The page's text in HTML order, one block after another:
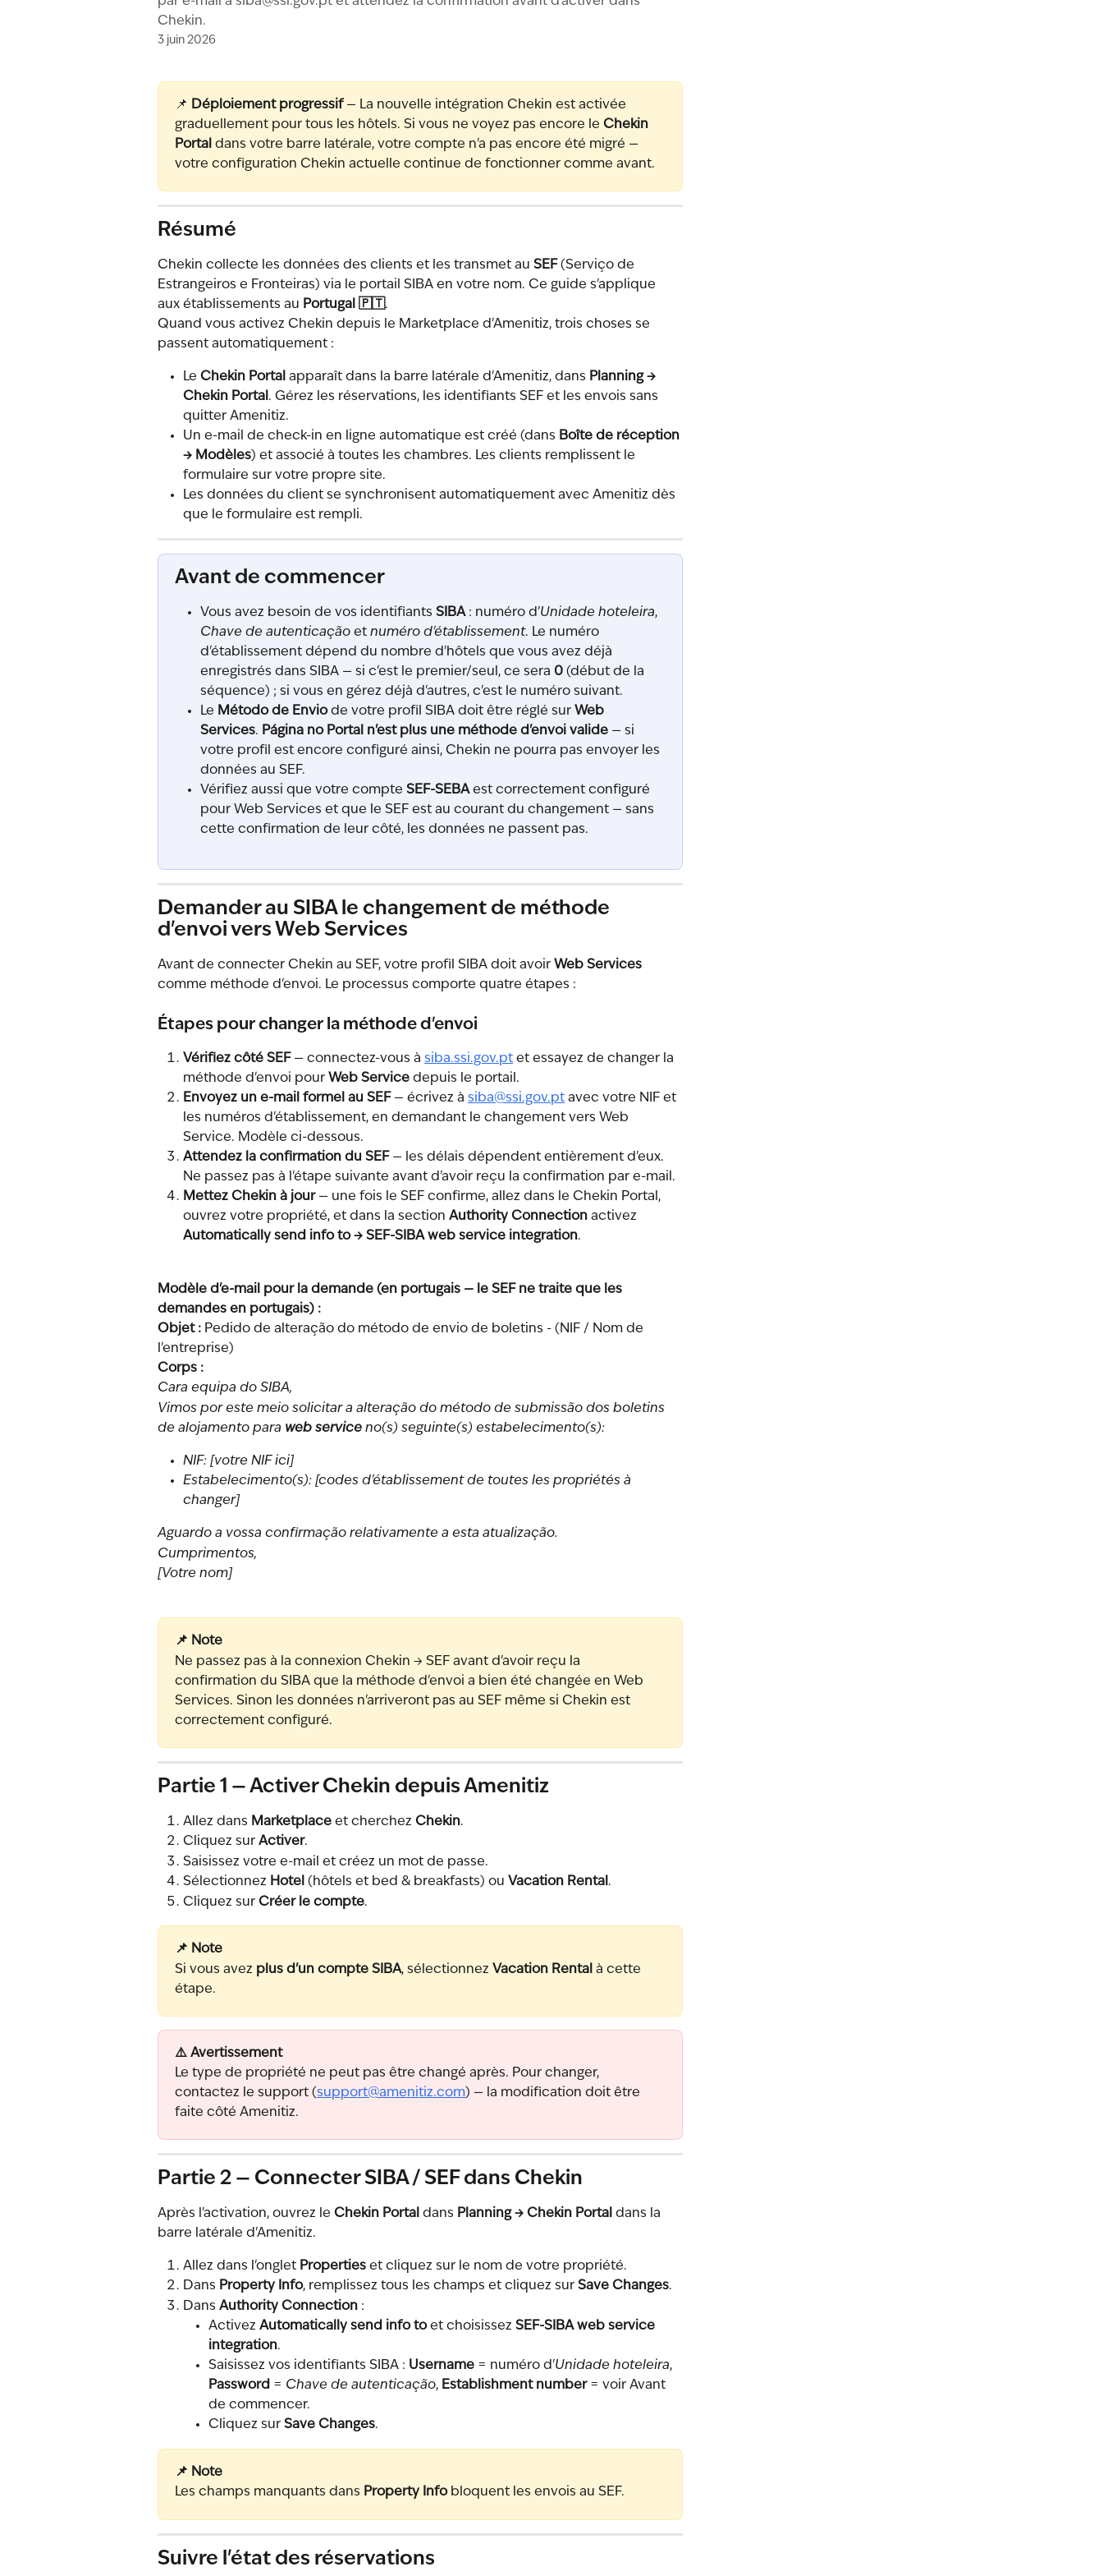
Chekin.
3 juin 2026
📌 Déploiement progressif — La nouvelle intégration Chekin est activée
graduellement pour tous les hôtels. Si vous ne voyez pas encore le Chekin
Portal dans votre barre latérale, votre compte n'a pas encore été migré —
votre configuration Chekin actuelle continue de fonctionner comme avant.
Résumé
Chekin collecte les données des clients et les transmet au SEF (Serviço de
Estrangeiros e Fronteiras) via le portail SIBA en votre nom. Ce guide s'applique
aux établissements au Portugal 🇵🇹.
Quand vous activez Chekin depuis le Marketplace d'Amenitiz, trois choses se
passent automatiquement :
Le Chekin Portal apparaît dans la barre latérale d'Amenitiz, dans Planning →
Chekin Portal . Gérez les réservations, les identifiants SEF et les envois sans
quitter Amenitiz.
Un e-mail de check-in en ligne automatique est créé (dans Boîte de réception
→ Modèles) et associé à toutes les chambres. Les clients remplissent le
formulaire sur votre propre site.
Les données du client se synchronisent automatiquement avec Amenitiz dès
que le formulaire est rempli.
Avant de commencer
Vous avez besoin de vos identifiants SIBA : numéro d'Unidade hoteleira,
Chave de autenticação et numéro d'établissement. Le numéro
d'établissement dépend du nombre d'hôtels que vous avez déjà
enregistrés dans SIBA — si c'est le premier/seul, ce sera 0 (début de la
séquence) ; si vous en gérez déjà d'autres, c'est le numéro suivant.
Le Método de Envio de votre profil SIBA doit être réglé sur Web
Services. Página no Portal n'est plus une méthode d'envoi valide — si
votre profil est encore configuré ainsi, Chekin ne pourra pas envoyer les
données au SEF.
Vérifiez aussi que votre compte SEF-SEBA est correctement configuré
pour Web Services et que le SEF est au courant du changement — sans
cette confirmation de leur côté, les données ne passent pas.
Demander au SIBA le changement de méthode
d'envoi vers Web Services
Avant de connecter Chekin au SEF, votre profil SIBA doit avoir Web Services
comme méthode d'envoi. Le processus comporte quatre étapes :
Étapes pour changer la méthode d'envoi
Vérifiez côté SEF — connectez-vous à siba.ssi.gov.pt et essayez de changer la
méthode d'envoi pour Web Service depuis le portail.
Envoyez un e-mail formel au SEF — écrivez à siba@ssi.gov.pt avec votre NIF et
les numéros d'établissement, en demandant le changement vers Web
Service. Modèle ci-dessous.
Attendez la confirmation du SEF — les délais dépendent entièrement d'eux.
Ne passez pas à l'étape suivante avant d'avoir reçu la confirmation par e-mail.
Mettez Chekin à jour — une fois le SEF confirme, allez dans le Chekin Portal,
ouvrez votre propriété, et dans la section Authority Connection activez
Automatically send info to → SEF-SIBA web service integration.
Modèle d'e-mail pour la demande (en portugais — le SEF ne traite que les
demandes en portugais) :
Objet : Pedido de alteração do método de envio de boletins - (NIF / Nom de
l'entreprise)
Corps :
Cara equipa do SIBA,
Vimos por este meio solicitar a alteração do método de submissão dos boletins
de alojamento para web service no(s) seguinte(s) estabelecimento(s):
NIF: [votre NIF ici]
Estabelecimento(s): [codes d'établissement de toutes les propriétés à
changer]
Aguardo a vossa confirmação relativamente a esta atualização.
Cumprimentos,
[Votre nom]
📌 Note
Ne passez pas à la connexion Chekin → SEF avant d'avoir reçu la
confirmation du SIBA que la méthode d'envoi a bien été changée en Web
Services. Sinon les données n'arriveront pas au SEF même si Chekin est
correctement configuré.
Partie 1 — Activer Chekin depuis Amenitiz
Allez dans Marketplace et cherchez Chekin.
Cliquez sur Activer.
Saisissez votre e-mail et créez un mot de passe.
Sélectionnez Hotel (hôtels et bed & breakfasts) ou Vacation Rental .
Cliquez sur Créer le compte.
📌 Note
Si vous avez plus d'un compte SIBA, sélectionnez Vacation Rental à cette
étape.
⚠️ Avertissement
Le type de propriété ne peut pas être changé après. Pour changer,
contactez le support (support@amenitiz.com) — la modification doit être
faite côté Amenitiz.
Partie 2 — Connecter SIBA / SEF dans Chekin
Après l'activation, ouvrez le Chekin Portal dans Planning → Chekin Portal dans la
barre latérale d'Amenitiz.
Allez dans l'onglet Properties et cliquez sur le nom de votre propriété.
Dans Property Info, remplissez tous les champs et cliquez sur Save Changes.
Dans Authority Connection :
Activez Automatically send info to et choisissez SEF-SIBA web service
integration.
Saisissez vos identifiants SIBA : Username = numéro d'Unidade hoteleira,
Password = Chave de autenticação, Establishment number = voir Avant
de commencer.
Cliquez sur Save Changes.
📌 Note
Les champs manquants dans Property Info bloquent les envois au SEF.
Suivre l'état des réservations